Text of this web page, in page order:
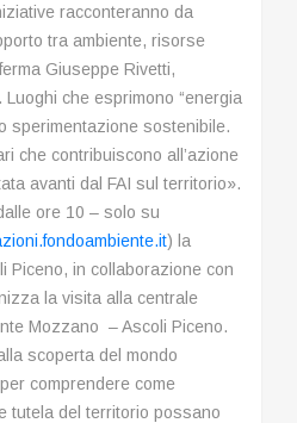
racconteranno da
tra ambiente, risorse
Giuseppe Rivetti,
che esprimono “energia
sperimentazione sostenibile.
che contribuiscono all’azione
avanti dal FAI sul territorio».
ore 10 – solo su
fondoambiente.it) la
Piceno, in collaborazione con
la visita alla centrale
Mozzano – Ascoli Piceno.
scoperta del mondo
comprendere come
tutela del territorio possano